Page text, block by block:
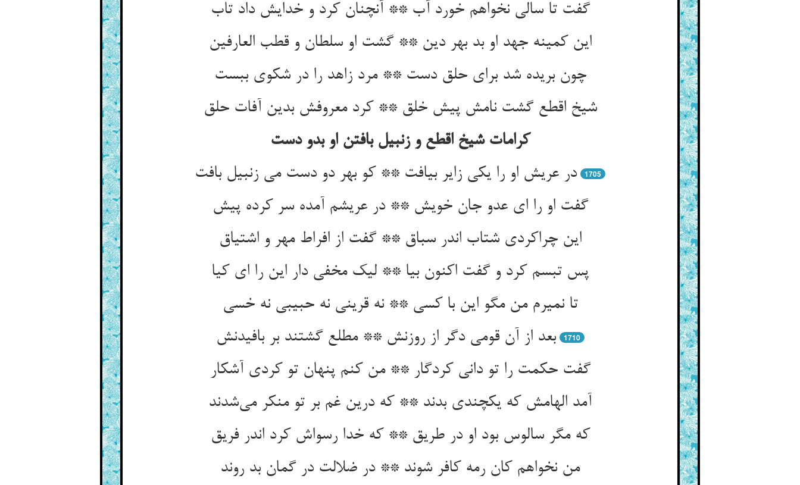
گفت تا سالی نخواهم خورد آب ** آنچنان کرد و خدایش داد تاب
این کمینه جهد او بد بهر دین ** گشت او سلطان و قطب العارفین
چون بریده شد برای حلق دست ** مرد زاهد را در شکوی ببست
شیخ اقطع گشت نامش پیش خلق ** کرد معروفش بدین آفات حلق
کرامات شیخ اقطع و زنبیل بافتن او بدو دست
در عریش او را یکی زایر بیافت ** کو بهر دو دست می زنبیل بافت
1705
گفت او را ای عدو جان خویش ** در عریشم آمده سر کرده پیش
این چراکردی شتاب اندر سباق ** گفت از افراط مهر و اشتیاق
پس تبسم کرد و گفت اکنون بیا ** لیک مخفی دار این را ای کیا
تا نمیرم من مگو این با کسی ** نه قرینی نه حبیبی نه خسی
بعد از آن قومی دگر از روزنش ** مطلع گشتند بر بافیدنش
1710
گفت حکمت را تو دانی کردگار ** من کنم پنهان تو کردی آشکار
آمد الهامش که یکچندی بدند ** که درین غم بر تو منکر می‌شدند
که مگر سالوس بود او در طریق ** که خدا رسواش کرد اندر فریق
من نخواهم کان رمه کافر شوند ** در ضلالت در گمان بد روند